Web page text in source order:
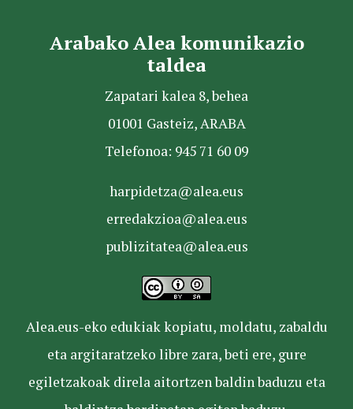
Arabako Alea komunikazio
taldea
Zapatari kalea 8, behea
01001 Gasteiz, ARABA
Telefonoa: 945 71 60 09
harpidetza@alea.eus
erredakzioa@alea.eus
publizitatea@alea.eus
Alea.eus-eko edukiak kopiatu, moldatu, zabaldu
eta argitaratzeko libre zara, beti ere, gure
egiletzakoak direla aitortzen baldin baduzu eta